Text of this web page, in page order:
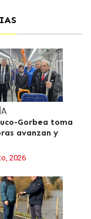
Gorbea toma
avanzan y
2026